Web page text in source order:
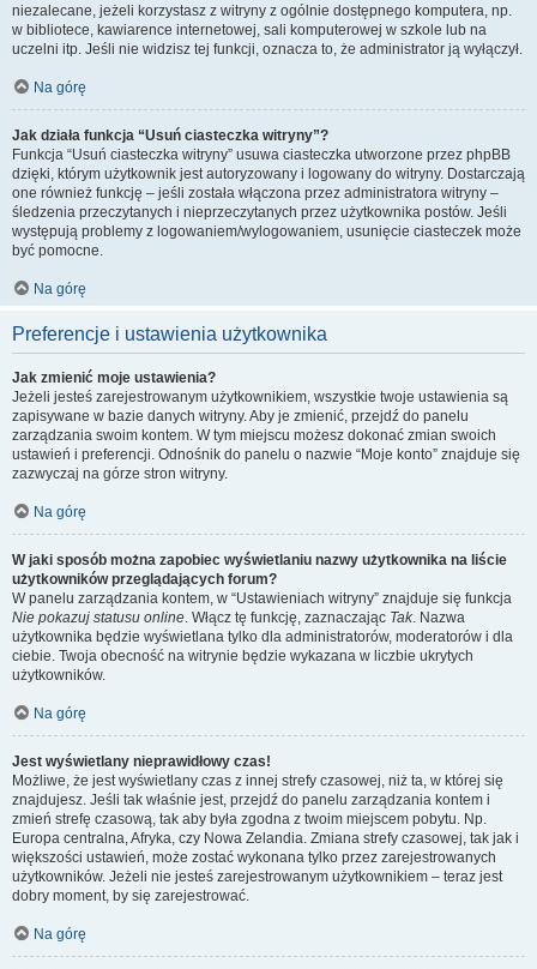
niezalecane, jeżeli korzystasz z witryny z ogólnie dostępnego komputera, np.
w bibliotece, kawiarence internetowej, sali komputerowej w szkole lub na
uczelni itp. Jeśli nie widzisz tej funkcji, oznacza to, że administrator ją wyłączył.
Na górę
Jak działa funkcja “Usuń ciasteczka witryny”?
Funkcja “Usuń ciasteczka witryny” usuwa ciasteczka utworzone przez phpBB
dzięki, którym użytkownik jest autoryzowany i logowany do witryny. Dostarczają
one również funkcję – jeśli została włączona przez administratora witryny –
śledzenia przeczytanych i nieprzeczytanych przez użytkownika postów. Jeśli
występują problemy z logowaniem/wylogowaniem, usunięcie ciasteczek może
być pomocne.
Na górę
Preferencje i ustawienia użytkownika
Jak zmienić moje ustawienia?
Jeżeli jesteś zarejestrowanym użytkownikiem, wszystkie twoje ustawienia są
zapisywane w bazie danych witryny. Aby je zmienić, przejdź do panelu
zarządzania swoim kontem. W tym miejscu możesz dokonać zmian swoich
ustawień i preferencji. Odnośnik do panelu o nazwie “Moje konto” znajduje się
zazwyczaj na górze stron witryny.
Na górę
W jaki sposób można zapobiec wyświetlaniu nazwy użytkownika na liście
użytkowników przeglądających forum?
W panelu zarządzania kontem, w “Ustawieniach witryny” znajduje się funkcja
Nie pokazuj statusu online. Włącz tę funkcję, zaznaczając Tak. Nazwa
użytkownika będzie wyświetlana tylko dla administratorów, moderatorów i dla
ciebie. Twoja obecność na witrynie będzie wykazana w liczbie ukrytych
użytkowników.
Na górę
Jest wyświetlany nieprawidłowy czas!
Możliwe, że jest wyświetlany czas z innej strefy czasowej, niż ta, w której się
znajdujesz. Jeśli tak właśnie jest, przejdź do panelu zarządzania kontem i
zmień strefę czasową, tak aby była zgodna z twoim miejscem pobytu. Np.
Europa centralna, Afryka, czy Nowa Zelandia. Zmiana strefy czasowej, tak jak i
większości ustawień, może zostać wykonana tylko przez zarejestrowanych
użytkowników. Jeżeli nie jesteś zarejestrowanym użytkownikiem – teraz jest
dobry moment, by się zarejestrować.
Na górę